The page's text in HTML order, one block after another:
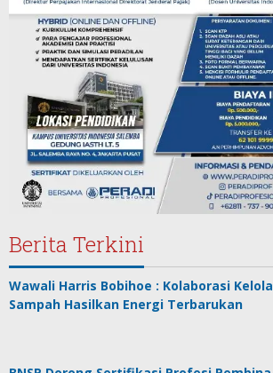
Berita Terkini
Wawali Harris Bobihoe : Kolaborasi Kelola
Sampah Hasilkan Energi Terbarukan